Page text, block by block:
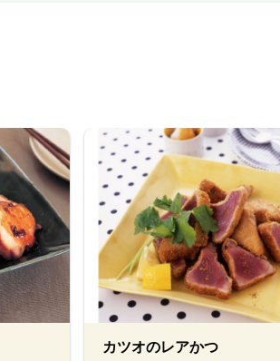
カツオのレアかつ